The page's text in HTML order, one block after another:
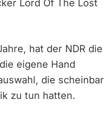
Lord Of The Lost
hat der NDR die
eigene Hand
die scheinbar
zu tun hatten.